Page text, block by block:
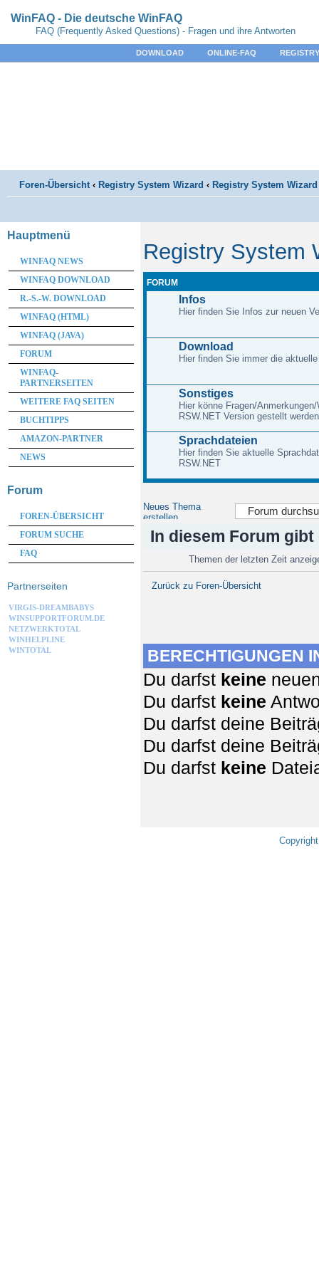
WinFAQ - Die deutsche WinFAQ
FAQ (Frequently Asked Questions) - Fragen und ihre Antworten
DOWNLOAD ONLINE-FAQ
Foren-Übersicht ‹ Registry System Wizard ‹ Registry System Wizard
Registry System
FORUM
Infos
Hier finden Sie Infos zur neuen
Download
Hier finden Sie immer die
Sonstiges
Hier könne Fragen/
RSW.NET Version gestellt werden
Sprachdateien
Hier finden Sie aktuelle
RSW.NET
Neues Thema
erstellen
In diesem Forum
Themen der letzten Zeit
Zurück zu Foren-Übersicht
BERECHTIGUNGEN
Du darfst keine
Du darfst keine
Du darfst deine
Du darfst deine
Du darfst keine
Hauptmenü
WINFAQ NEWS
WINFAQ DOWNLOAD
R.-S.-W. DOWNLOAD
WINFAQ (HTML)
WINFAQ (JAVA)
FORUM
WINFAQ-
PARTNERSEITEN
WEITERE FAQ SEITEN
BUCHTIPPS
AMAZON-PARTNER
NEWS
Forum
FOREN-ÜBERSICHT
FORUM SUCHE
FAQ
Partnerseiten
VIRGIS-DREAMBABYS
WINSUPPORTFORUM.DE
NETZWERKTOTAL
WINHELPLINE
WINTOTAL